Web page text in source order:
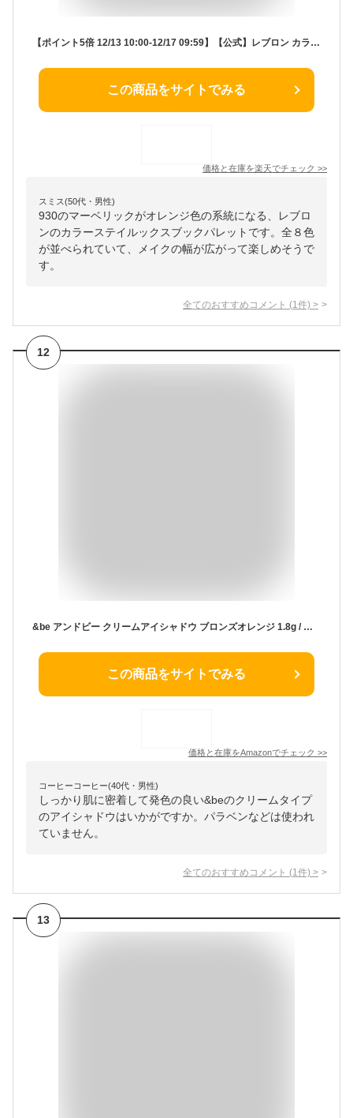
【ポイント5倍 12/13 10:00-12/17 09:59】【公式】レブロン カラーステイ ルックス ブック パレット 3.4g 定番4色 限定1色 アイシャドウ アイパレット レブロン アイシャドウ 8色入り
この商品をサイトでみる
価格と在庫を楽天でチェック >>
スミス(50代・男性)
930のマーベリックがオレンジ色の系統になる、レブロ
ンのカラーステイルックスブックパレットです。全８色
が並べられていて、メイクの幅が広がって楽しめそうで
す。
全てのおすすめコメント (1 件) >
12
&be アンドビー クリームアイシャドウ ブロンズオレンジ 1.8g / クリームタイプ 保湿 うるおう 微細パール アイシャドウベース アイカラー ラメ グリッター 高発色 高密着 ラメシャドウ アイメイク 立体メイク 立体感 よれにくい
この商品をサイトでみる
価格と在庫をAmazonでチェック >>
コーヒーコーヒー(40代・男性)
しっかり肌に密着して発色の良い&beのクリームタイプ
のアイシャドウはいかがですか。パラベンなどは使われ
ていません。
全てのおすすめコメント (1 件) >
13